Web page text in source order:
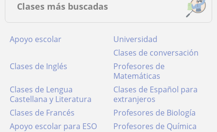
Clases más buscadas
Apoyo escolar
Universidad
Clases de conversación
Clases de Inglés
Profesores de
Matemáticas
Clases de Lengua
Castellana y Literatura
Clases de Español para
extranjeros
Clases de Francés
Profesores de Biología
Apoyo escolar para ESO
Profesores de Química